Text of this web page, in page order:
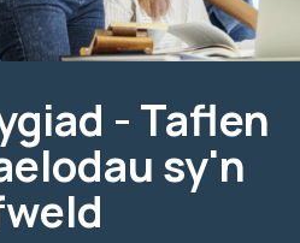
- Taflen
sy'n